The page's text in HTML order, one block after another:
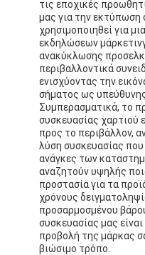
τις εποχικές
μας για την εκτύπωση
χρησιμοποιηθεί για
εκδηλώσεων
ανακύκλωσης
περιβαλλοντικά
ενισχύοντας την
σήματος ως υπεύθυνης
Συμπερασματικά, το
συσκευασίας χαρτιού
προς το περιβάλλον,
λύση συσκευασίας που
ανάγκες των
αναζητούν υψηλής
προστασία για τα
χρόνους
προσαρμοσμένου
συσκευασίας μας
προβολή της μάρκας
βιώσιμο τρόπο.